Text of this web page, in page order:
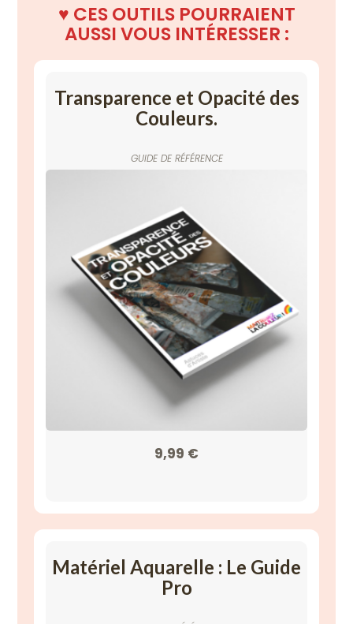
♥️ CES OUTILS POURRAIENT
AUSSIVOUS INTÉRESSER :
Transparence et Opacité des
Couleurs.
GUIDE DE RÉFÉRENCE
9,99 €
Matériel Aquarelle : Le Guide
Pro